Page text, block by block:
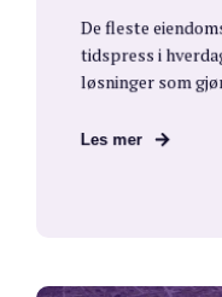
De fleste
tidspress i
løsninger som
Les mer